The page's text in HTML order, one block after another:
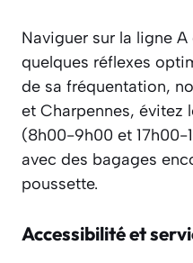
Naviguer sur la ligne
quelques réflexes
de sa fréquentation,
et Charpennes, évitez
(8h00-9h00 et 17h00-
avec des bagages
poussette.
Accessibilité et